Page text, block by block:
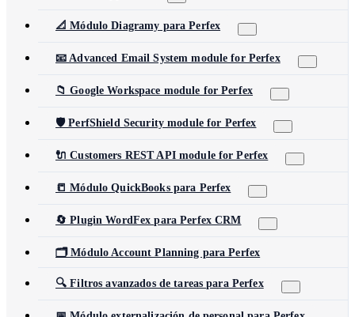
📐 Módulo Diagramy para Perfex
📧 Advanced Email System module for Perfex
📁 Google Workspace module for Perfex
🛡️ PerfShield Security module for Perfex
🔌 Customers REST API module for Perfex
📒 Módulo QuickBooks para Perfex
🔄 Plugin WordFex para Perfex CRM
🗂️ Módulo Account Planning para Perfex
🔍 Filtros avanzados de tareas para Perfex